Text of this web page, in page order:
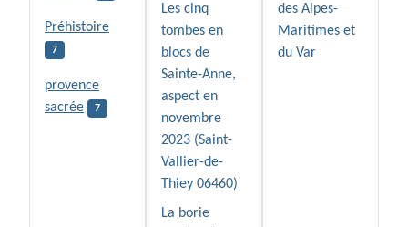
Préhistoire
7
provence
sacrée
7
Les cinq
tombes en
blocs de
Sainte-Anne,
aspect en
novembre
2023 (Saint-
Vallier-de-
Thiey 06460)
La borie
des Alpes-
Maritimes et
du Var